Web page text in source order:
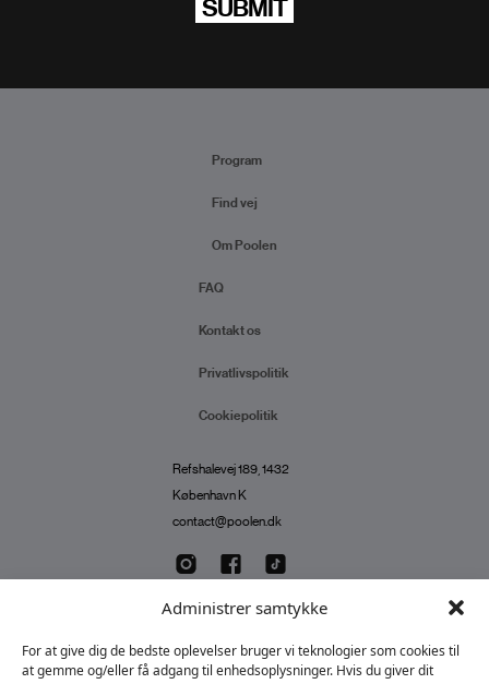
Administrer samtykke
For at give dig de bedste oplevelser bruger vi teknologier som cookies til
at gemme og/eller få adgang til enhedsoplysninger. Hvis du giver dit
SUBMIT
Program
Find vej
Om Poolen
FAQ
Kontakt os
Privatlivspolitik
Cookiepolitik
Refshalevej 189, 1432
København K
contact@poolen.dk
© Copyright Poolen, 2023